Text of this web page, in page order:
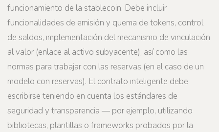
funcionamiento de la stablecoin. Debe incluir
funcionalidades de emisión y quema de tokens, control
de saldos, implementación del mecanismo de vinculación
al valor (enlace al activo subyacente), así como las
normas para trabajar con las reservas (en el caso de un
modelo con reservas). El contrato inteligente debe
escribirse teniendo en cuenta los estándares de
seguridad y transparencia — por ejemplo, utilizando
bibliotecas, plantillas o frameworks probados por la